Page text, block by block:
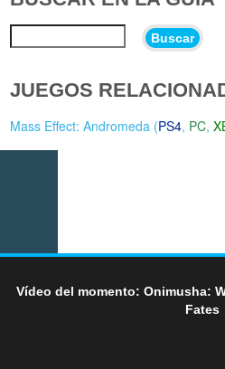
Buscar
JUEGOS
Mass Effect: Andromeda (PS4, PC,
Vídeo del momento: Onimusha:
Fates